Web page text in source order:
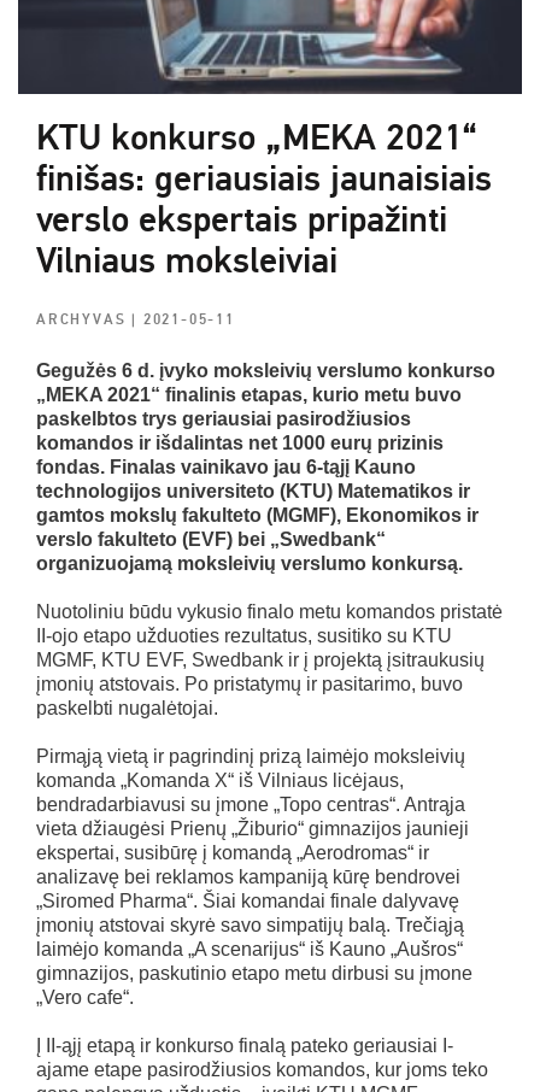
KTU konkurso „MEKA 2021“
finišas: geriausiais jaunaisiais
verslo ekspertais pripažinti
Vilniaus moksleiviai
ARCHYVAS| 2021-05-11
Gegužės 6 d. įvyko moksleivių verslumo konkurso
„MEKA 2021“ finalinis etapas, kurio metu buvo
paskelbtos trys geriausiai pasirodžiusios
komandos ir išdalintas net 1000 eurų prizinis
fondas. Finalas vainikavo jau 6-tąjį Kauno
technologijos universiteto (KTU) Matematikos ir
gamtos mokslų fakulteto (MGMF), Ekonomikos ir
verslo fakulteto (EVF) bei „Swedbank“
organizuojamą moksleivių verslumo konkursą.
Nuotoliniu būdu vykusio finalo metu komandos pristatė
II-ojo etapo užduoties rezultatus, susitiko su KTU
MGMF, KTU EVF, Swedbank ir į projektą įsitraukusių
įmonių atstovais. Po pristatymų ir pasitarimo, buvo
paskelbti nugalėtojai.
Pirmąją vietą ir pagrindinį prizą laimėjo moksleivių
komanda „Komanda X“ iš Vilniaus licėjaus,
bendradarbiavusi su įmone „Topo centras“. Antrąja
vieta džiaugėsi Prienų „Žiburio“ gimnazijos jaunieji
ekspertai, susibūrę į komandą „Aerodromas“ ir
analizavę bei reklamos kampaniją kūrę bendrovei
„Siromed Pharma“. Šiai komandai finale dalyvavę
įmonių atstovai skyrė savo simpatijų balą. Trečiąją
laimėjo komanda „A scenarijus“ iš Kauno „Aušros“
gimnazijos, paskutinio etapo metu dirbusi su įmone
„Vero cafe“.
Į II-ąjį etapą ir konkurso finalą pateko geriausiai I-
ajame etape pasirodžiusios komandos, kur joms teko